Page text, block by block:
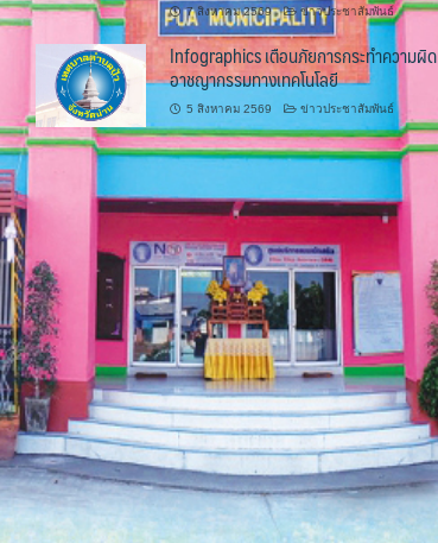
7 สิงหาคม 2569 ข่าวประชาสัมพันธ์
Infographics เตือนภัยการกระทำความผิด
อาชญากรรมทางเทคโนโลยี
5 สิงหาคม 2569 ข่าวประชาสัมพันธ์